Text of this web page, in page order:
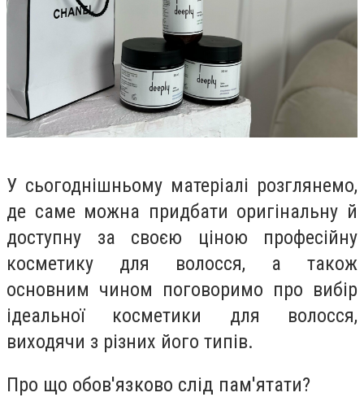
У сьогоднішньому матеріалі розглянемо,
де саме можна придбати оригінальну й
доступну за своєю ціною професійну
косметику для волосся, а також
основним чином поговоримо про вибір
ідеальної косметики для волосся,
виходячи з різних його типів.
Про що обов'язково слід пам'ятати?